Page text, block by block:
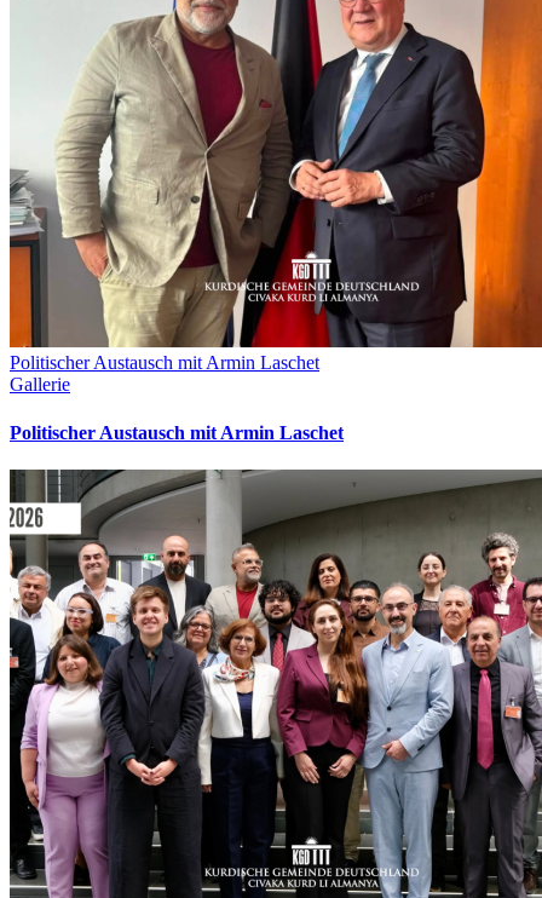
Politischer Austausch mit Armin Laschet
Gallerie
Politischer Austausch mit Armin Laschet